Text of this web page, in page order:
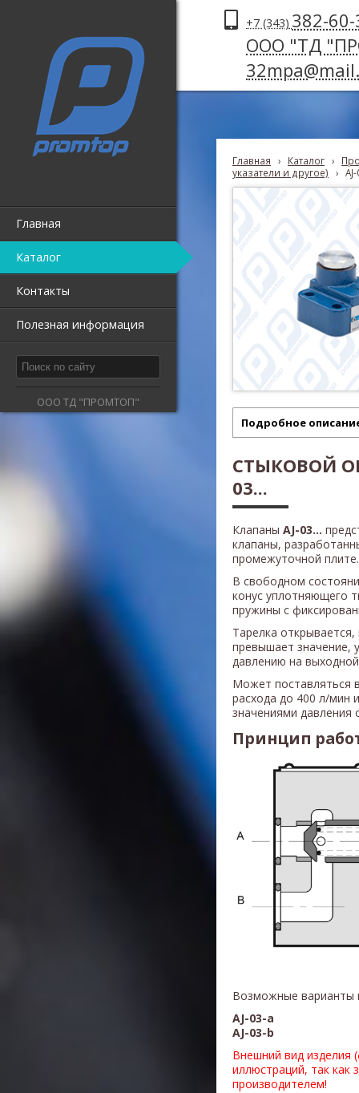
Главная
Каталог
Контакты
Полезная информация
ООО ТД "ПРОМТОП"
+7 (343) 382-
ООО "ТД
Главная › Каталог ›
указатели и другое)
›
Подробное
СТЫКОВОЙ
03...
Клапаны AJ-03...
клапаны,
промежуточной плите.
В свободном
конус уплотняющего
пружины с
Тарелка
превышает значение,
давлению на
Может поставляться
расхода до 400 л/мин
значениями давления
Принцип
Возможные варианты
AJ-03-a
AJ-03-b
Внешний вид изделия
иллюстраций, так как
производителем!